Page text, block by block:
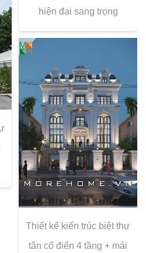
hiện đại sang trọng
Thiết kế kiến trúc biệt thự
tân cổ điển 4 tầng + mái